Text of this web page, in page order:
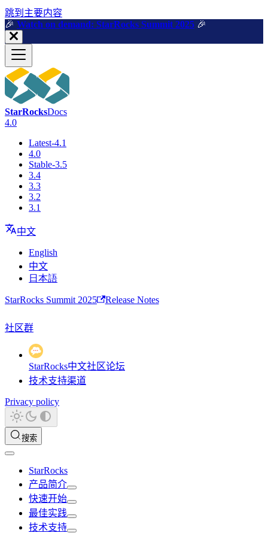
跳到主要内容
🎉️ Watch on demand: StarRocks Summit 2025 🎉️
StarRocksDocs
4.0
Latest-4.1
4.0
Stable-3.5
3.4
3.3
3.2
3.1
中文
English
中文
日本語
StarRocks Summit 2025 Release Notes
社区群
StarRocks中文社区论坛
技术支持渠道
Privacy policy
搜索
StarRocks
产品简介
快速开始
最佳实践
技术支持